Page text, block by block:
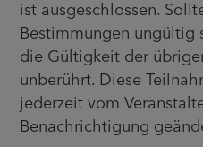
ist ausgeschlossen.
Bestimmungen ungültig
die Gültigkeit der
unberührt. Diese
jederzeit vom
Benachrichtigung